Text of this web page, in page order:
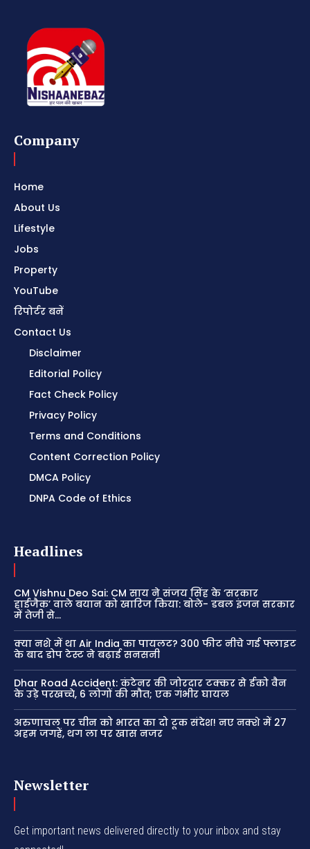
Company
Home
About Us
Lifestyle
Jobs
Property
YouTube
रिपोर्टर बनें
Contact Us
Disclaimer
Editorial Policy
Fact Check Policy
Privacy Policy
Terms and Conditions
Content Correction Policy
DMCA Policy
DNPA Code of Ethics
Headlines
CM Vishnu Deo Sai: CM साय ने संजय सिंह के ‘सरकार
हाईजैक’ वाले बयान को खारिज किया: बोले- डबल इंजन सरकार
में तेजी से...
क्या नशे में था Air India का पायलट? 300 फीट नीचे गई फ्लाइट
के बाद डोप टेस्ट ने बढ़ाई सनसनी
Dhar Road Accident: कंटेनर की जोरदार टक्कर से ईको वैन
के उड़े परखच्चे, 6 लोगों की मौत; एक गंभीर घायल
अरुणाचल पर चीन को भारत का दो टूक संदेश! नए नक्शे में 27
अहम जगहें, थग ला पर खास नजर
Newsletter
Get important news delivered directly to your inbox and stay